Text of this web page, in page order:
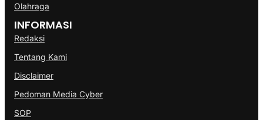
Olahraga
INFORMASI
Redaksi
Tentang Kami
Disclaimer
Pedoman Media Cyber
SOP